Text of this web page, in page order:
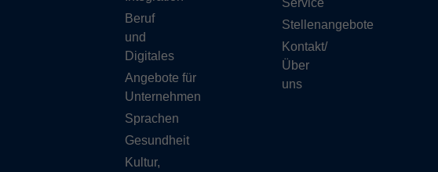
Beruf
und
Digitales
Angebote für
Unternehmen
Sprachen
Gesundheit
Kultur,
Service
Stellenangebote
Kontakt/
Über
uns